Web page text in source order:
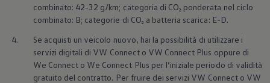
combinato: 42-32 g/km; categoria di CO₂ ponderata nel ciclo
combinato: B; categorie di CO₂ a batteria scarica: E-D.
4.
Se acquisti un veicolo nuovo, hai la possibilità di utilizzare i
servizi digitali di VW Connect o VW Connect Plus oppure di
We Connect o We Connect Plus per l’iniziale periodo di validità
gratuito del contratto. Per fruire dei servizi VW Connect o VW